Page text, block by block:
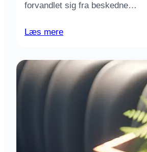
forvandlet sig fra beskedne…
Læs mere